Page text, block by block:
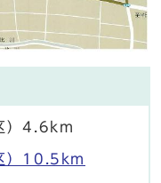
）4.6km
）10.5km